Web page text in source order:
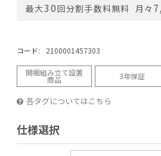
最大30回分割手数料無料 月々
コード: 2100001457303
開梱組み立て設置
商品 3年保証
各タグについてはこちら
仕様選択